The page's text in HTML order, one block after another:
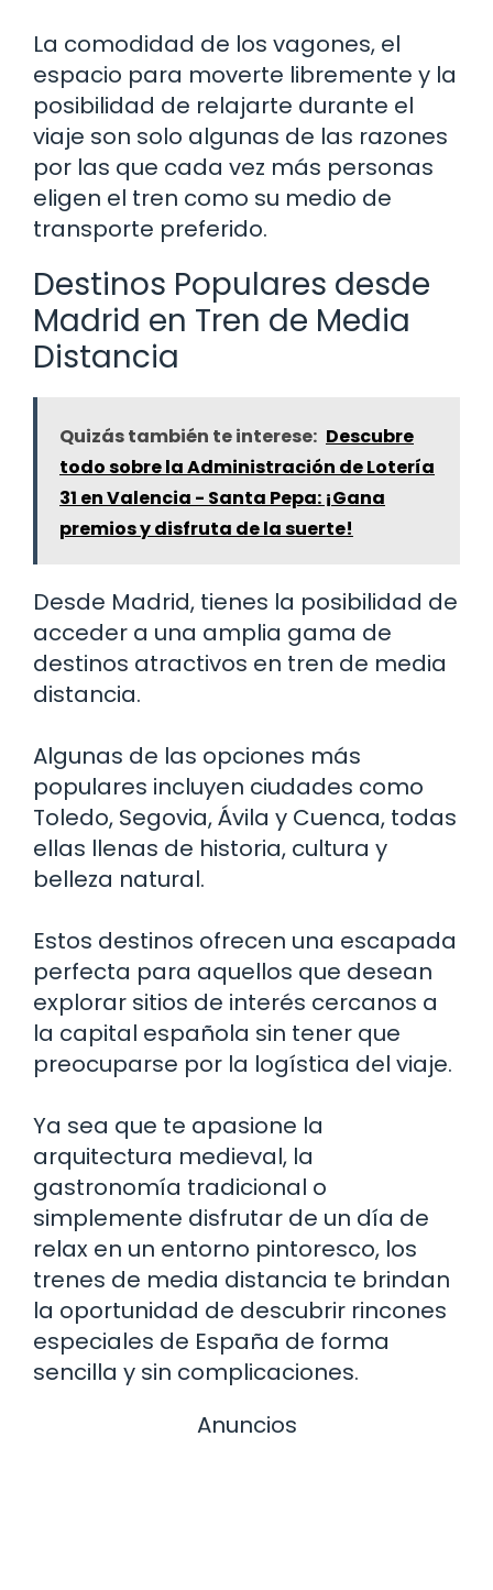
La comodidad de los vagones, el
espacio para moverte libremente y la
posibilidad de relajarte durante el
viaje son solo algunas de las razones
por las que cada vez más personas
eligen el tren como su medio de
transporte preferido.
Destinos Populares desde
Madrid en Tren de Media
Distancia
Quizás también te interese: Descubre
todo sobre la Administración de Lotería
31 en Valencia - Santa Pepa: ¡Gana
premios y disfruta de la suerte!
Desde Madrid, tienes la posibilidad de
acceder a una amplia gama de
destinos atractivos en tren de media
distancia.
Algunas de las opciones más
populares incluyen ciudades como
Toledo, Segovia, Ávila y Cuenca, todas
ellas llenas de historia, cultura y
belleza natural.
Estos destinos ofrecen una escapada
perfecta para aquellos que desean
explorar sitios de interés cercanos a
la capital española sin tener que
preocuparse por la logística del viaje.
Ya sea que te apasione la
arquitectura medieval, la
gastronomía tradicional o
simplemente disfrutar de un día de
relax en un entorno pintoresco, los
trenes de media distancia te brindan
la oportunidad de descubrir rincones
especiales de España de forma
sencilla y sin complicaciones.
Anuncios